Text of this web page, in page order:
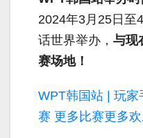
2024年3月25日至
话世界举办， 与现
赛场地！
WPT韩国站 | 玩家
赛 更多比赛更多欢